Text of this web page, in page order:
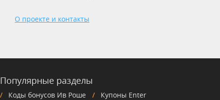
О проекте и контакты
Популярные разделы
Коды бонусов Ив Роше Купоны Enter